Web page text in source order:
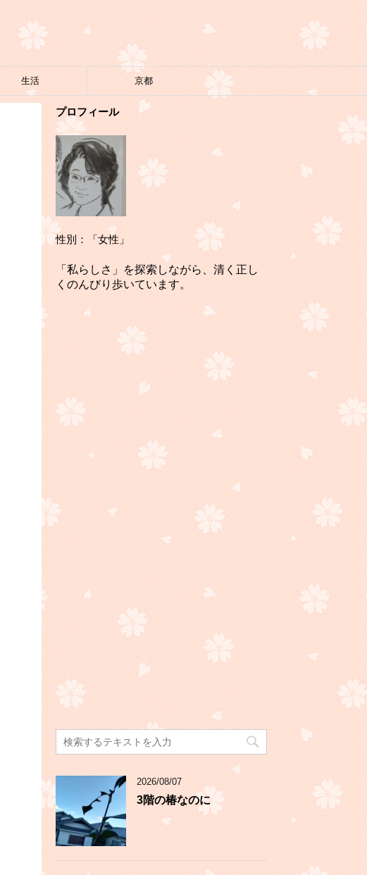
生活 京都
プロフィール
性別：「女性」
「私らしさ」を探索しながら、清く正し
くのんびり歩いています。
2026/08/07
3階の椿なのに